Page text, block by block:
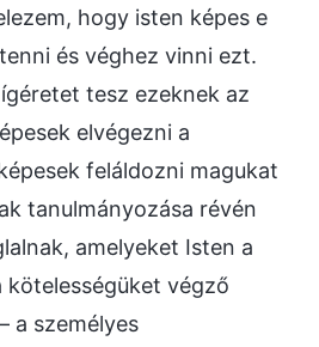
hogy isten képes e
és véghez vinni ezt.
tesz ezeknek az
elvégezni a
feláldozni magukat
tanulmányozása révén
amelyeket Isten a
végző
a személyes